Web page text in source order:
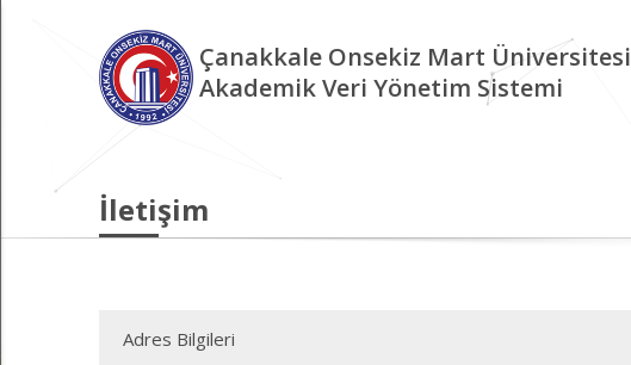
Çanakkale Onsekiz Mart Üniversitesi
Akademik Veri Yönetim Sistemi
İletişim
Adres Bilgileri